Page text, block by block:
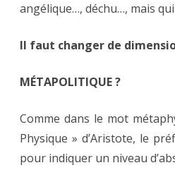
angélique…, déchu…, mais
Il faut changer de
MÉTAPOLITIQUE ?
Comme dans le mot
Physique » d’Aristote, le
pour indiquer un niveau